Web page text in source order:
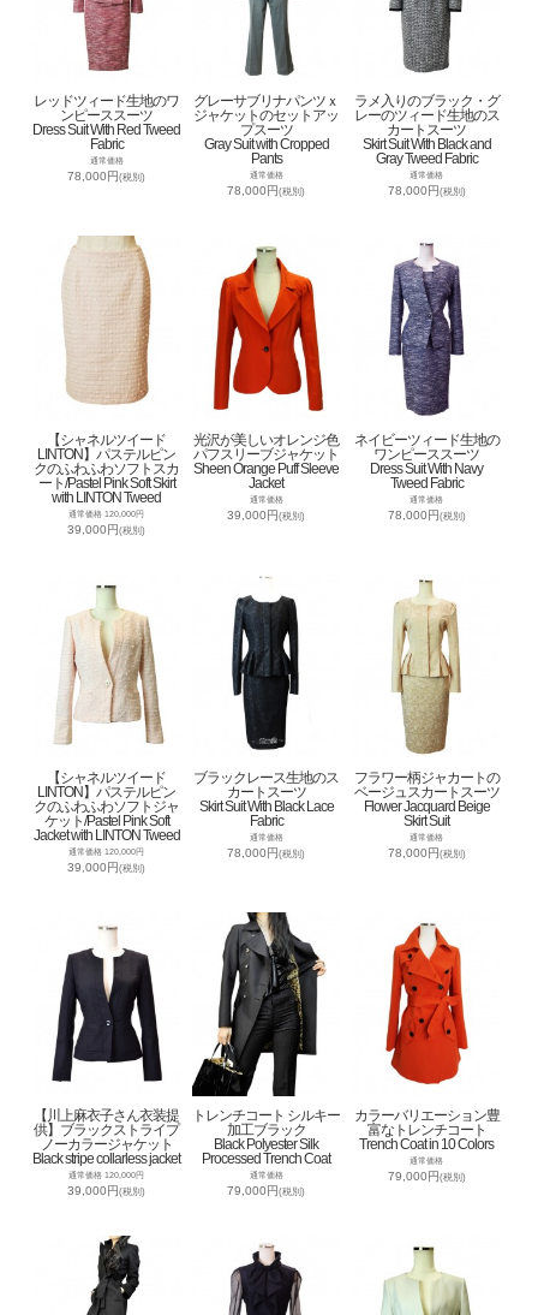
レッドツィード生地のワ
ンピーススーツ
Dress Suit With Red Tweed
Fabric
通常価格
78,000円(税別)
グレーサブリナパンツｘ
ジャケットのセットアッ
プスーツ
Gray Suit with Cropped
Pants
通常価格
78,000円(税別)
ラメ入りのブラック・グ
レーのツィード生地のス
カートスーツ
Skirt Suit With Black and
Gray Tweed Fabric
通常価格
78,000円(税別)
【シャネルツイード
LINTON】パステルピン
クのふわふわソフトスカ
ート/Pastel Pink Soft Skirt
with LINTON Tweed
通常価格 120,000円
39,000円(税別)
光沢が美しいオレンジ色
パフスリーブジャケット
Sheen Orange Puff Sleeve
Jacket
通常価格
39,000円(税別)
ネイビーツィード生地の
ワンピーススーツ
Dress Suit With Navy
Tweed Fabric
通常価格
78,000円(税別)
【シャネルツイード
LINTON】パステルピン
クのふわふわソフトジャ
ケット/Pastel Pink Soft
Jacket with LINTON Tweed
通常価格 120,000円
39,000円(税別)
ブラックレース生地のス
カートスーツ
Skirt Suit With Black Lace
Fabric
通常価格
78,000円(税別)
フラワー柄ジャカートの
ベージュスカートスーツ
Flower Jacquard Beige
Skirt Suit
通常価格
78,000円(税別)
【川上麻衣子さん衣装提
供】ブラックストライプ
ノーカラージャケット
Black stripe collarless jacket
通常価格 120,000円
39,000円(税別)
トレンチコート シルキー
加工ブラック
Black Polyester Silk
Processed Trench Coat
通常価格
79,000円(税別)
カラーバリエーション豊
富なトレンチコート
Trench Coat in 10 Colors
通常価格
79,000円 (税別)